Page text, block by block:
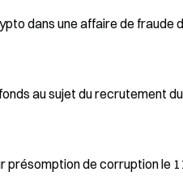
dans une affaire de fraude
au sujet du recrutement du
présomption de corruption le